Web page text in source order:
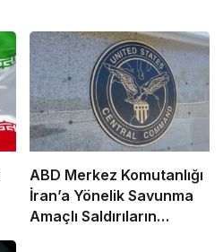
ABD Merkez Komutanlığı
İran’a Yönelik Savunma
Amaçlı Saldırıların